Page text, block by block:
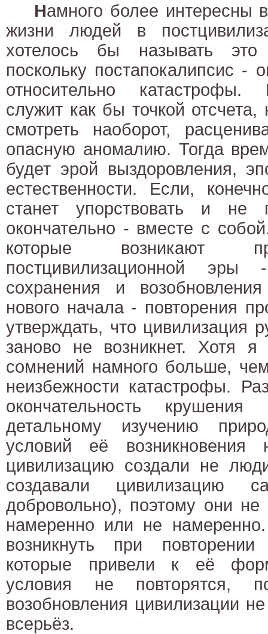
Намного более интересны
жизни людей в
хотелось бы называть это
поскольку постапокалипсис -
относительно катастрофы.
служит как бы точкой
смотреть наоборот,
опасную аномалию. Тогда
будет эрой выздоровления,
естественности. Если,
станет упорствовать и не
окончательно - вместе с
которые возникают
постцивилизационной
сохранения и
нового начала - повторения
утверждать, что цивилизация
заново не возникнет. Хотя
сомнений намного больше,
неизбежности катастрофы.
окончательность
детальному изучению
условий её возникновения
цивилизацию создали не
создавали цивилизацию
добровольно), поэтому они не
намеренно или не
возникнуть при
которые привели к её
условия не повторятся,
возобновления цивилизации
всерьёз.